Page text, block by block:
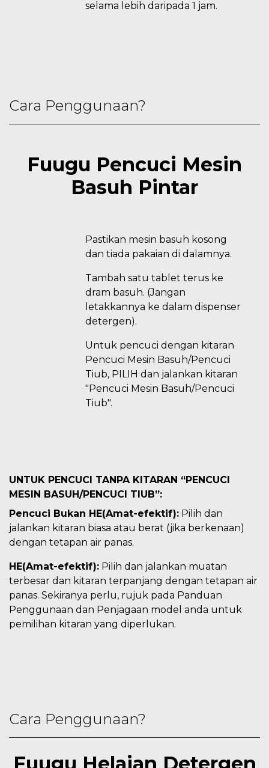
selama lebih daripada 1 jam.
Cara Penggunaan?
Pastikan mesin basuh kosong
dan tiada pakaian di dalamnya.
Tambah satu tablet terus ke
dram basuh. (Jangan
letakkannya ke dalam dispenser
detergen).
Untuk pencuci dengan kitaran
Pencuci Mesin Basuh/Pencuci
Tiub, PILIH dan jalankan kitaran
"Pencuci Mesin Basuh/Pencuci
Tiub".
Fuugu Pencuci Mesin
Basuh Pintar
UNTUK PENCUCI TANPA KITARAN “PENCUCI
MESIN BASUH/PENCUCI TIUB”:
Pencuci Bukan HE(Amat-efektif): Pilih dan
jalankan kitaran biasa atau berat (jika berkenaan)
dengan tetapan air panas.
HE(Amat-efektif): Pilih dan jalankan muatan
terbesar dan kitaran terpanjang dengan tetapan air
panas. Sekiranya perlu, rujuk pada Panduan
Penggunaan dan Penjagaan model anda untuk
pemilihan kitaran yang diperlukan.
Cara Penggunaan?